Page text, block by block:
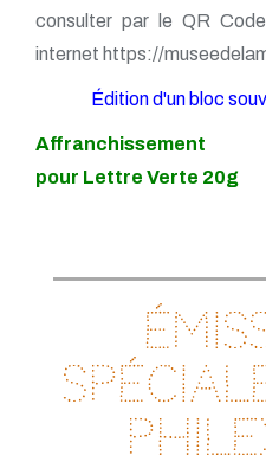
consulter par le QR
internet https://
Édition d'un bloc
Affranchissement
pour Lettre Verte 20g